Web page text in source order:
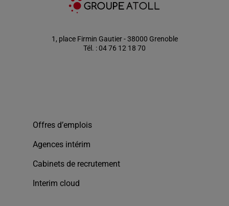
1, place Firmin Gautier - 38000 Grenoble
Tél. : 04 76 12 18 70
Offres d’emplois
Agences intérim
Cabinets de recrutement
Interim cloud